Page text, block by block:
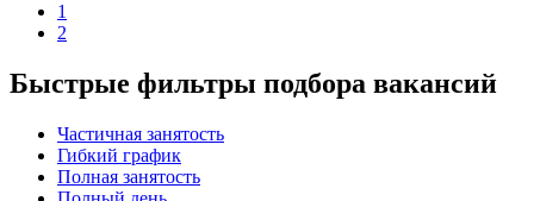
1
2
Быстрые фильтры подбора вакансий
Частичная занятость
Гибкий график
Полная занятость